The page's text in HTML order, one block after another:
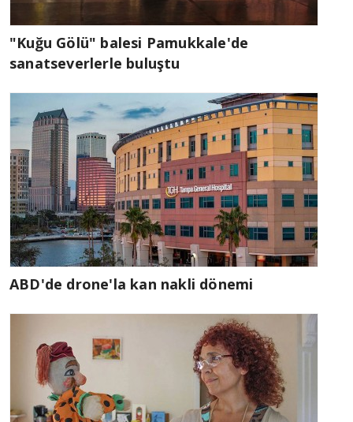
"Kuğu Gölü" balesi Pamukkale'de
sanatseverlerle buluştu
ABD'de drone'la kan nakli dönemi